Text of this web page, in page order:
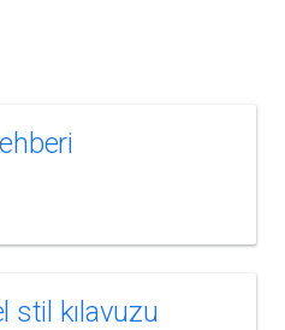
stil kılavuzu